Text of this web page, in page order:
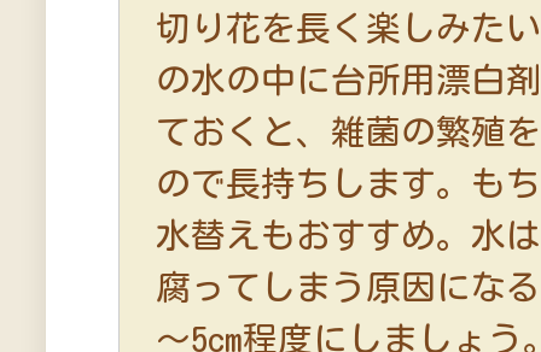
切り花を長く楽しみた
の水の中に台所用漂白
ておくと、雑菌の繁殖
ので長持ちします。も
水替えもおすすめ。水
腐ってしまう原因にな
～5cm程度にしましょう